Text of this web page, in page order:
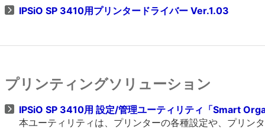
IPSiO SP 3410用プリンタードライバー Ver.1.03
プリンティングソリューション
IPSiO SP 3410用 設定/管理ユーティリティ「Smart
本ユーティリティは、プリンターの各種設定や、プリン